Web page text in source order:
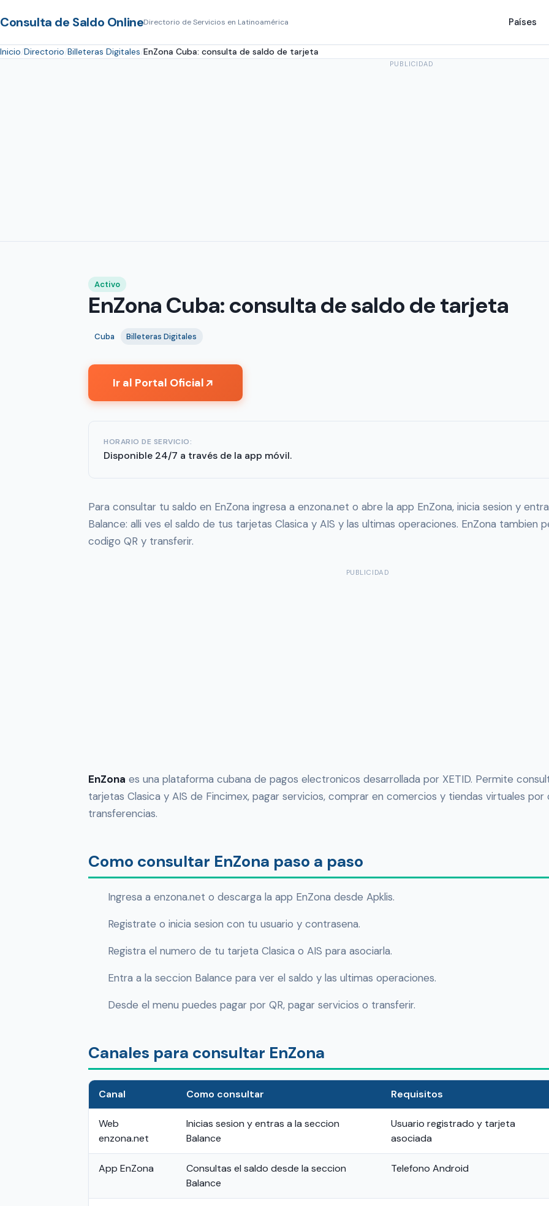
Consulta de Saldo OnlineDirectorio de Servicios en Latinoamérica Países
Inicio Directorio Billeteras Digitales EnZona Cuba: consulta de saldo de tarjeta
PUBLICIDAD
Activo
EnZona Cuba: consulta de saldo de tarjeta
Cuba Billeteras Digitales
Ir al Portal Oficial↗
HORARIO DE SERVICIO:
Disponible 24/7 a través de la app móvil.
Para consultar tu saldo en EnZona ingresa a enzona.net o abre la app EnZona, inicia sesion y
Balance: alli ves el saldo de tus tarjetas Clasica y AIS y las ultimas operaciones. EnZona tambien
codigo QR y transferir.
PUBLICIDAD
EnZona es una plataforma cubana de pagos electronicos desarrollada por XETID. Permite
tarjetas Clasica y AIS de Fincimex, pagar servicios, comprar en comercios y tiendas virtuales por
transferencias.
Como consultar EnZona paso a paso
Ingresa a enzona.net o descarga la app EnZona desde Apklis.
Registrate o inicia sesion con tu usuario y contrasena.
Registra el numero de tu tarjeta Clasica o AIS para asociarla.
Entra a la seccion Balance para ver el saldo y las ultimas operaciones.
Desde el menu puedes pagar por QR, pagar servicios o transferir.
Canales para consultar EnZona
Canal Como consultar Requisitos
Web
enzona.net
Inicias sesion y entras a la seccion
Balance
Usuario registrado y tarjeta
asociada
App EnZona
Consultas el saldo desde la seccion
Balance
Telefono Android